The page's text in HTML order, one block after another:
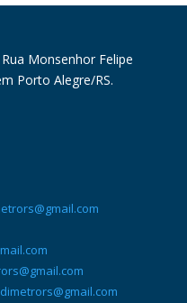
Monsenhor Felipe
Porto Alegre/RS.